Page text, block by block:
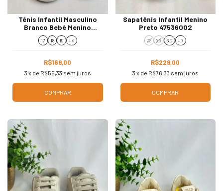
Tênis Infantil Masculino
Branco Bebê Menino
259066
17 18 19 + 4
R$169,00
3 x de R$56,33 sem juros
COMPRAR
Sapatênis Infantil Menino
Preto 47536002
28 29 30 + 7
R$229,00
3 x de R$76,33 sem juros
COMPRAR